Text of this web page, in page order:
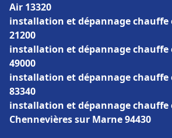
Air 13320
installation et dépannage chauffe
21200
installation et dépannage chauffe
49000
installation et dépannage chauffe
83340
installation et dépannage chauffe
Chennevières sur Marne 94430